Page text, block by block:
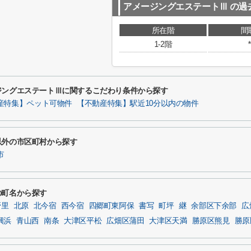
アメージングエステートⅢ の過
所在階 間
1-2階
ングエステートⅢに関するこだわり条件から探す
特集】ペット可物件 【不動産特集】駅近10分以内の物件
の市区町村から探す
名から探す
北原 北今宿 西今宿 四郷町東阿保 書写 町坪 継 余部区下余部 広
浜 青山西 南条 大津区平松 広畑区蒲田 大津区天満 勝原区熊見 勝原